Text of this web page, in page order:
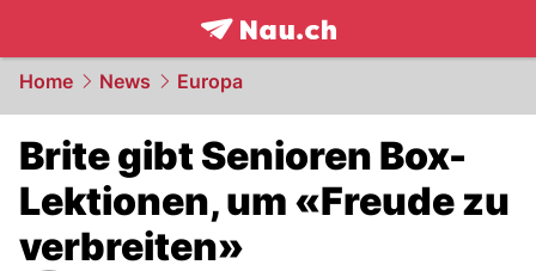
frontpage.NAU.ch
Home News Europa
Brite gibt Senioren Box-
Lektionen, um «Freude zu
verbreiten»